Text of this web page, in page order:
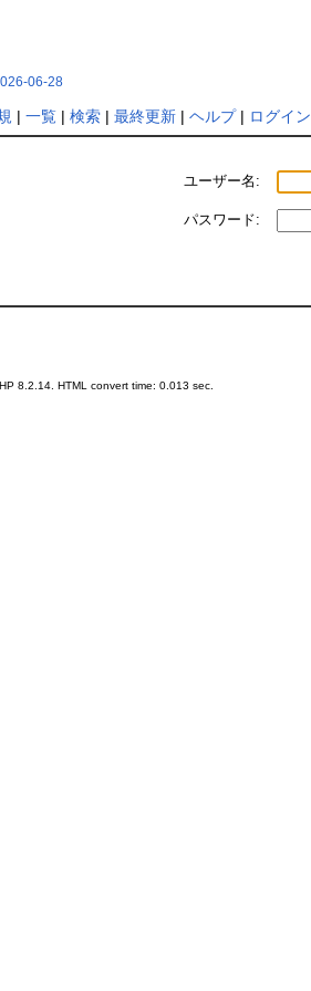
06-28
| 一覧| 検索| 最終更新| ヘルプ| ログイン
ユーザー名:
パスワード:
8.2.14. HTML convert time: 0.013 sec.